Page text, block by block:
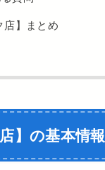
店】まとめ
】の基本情報